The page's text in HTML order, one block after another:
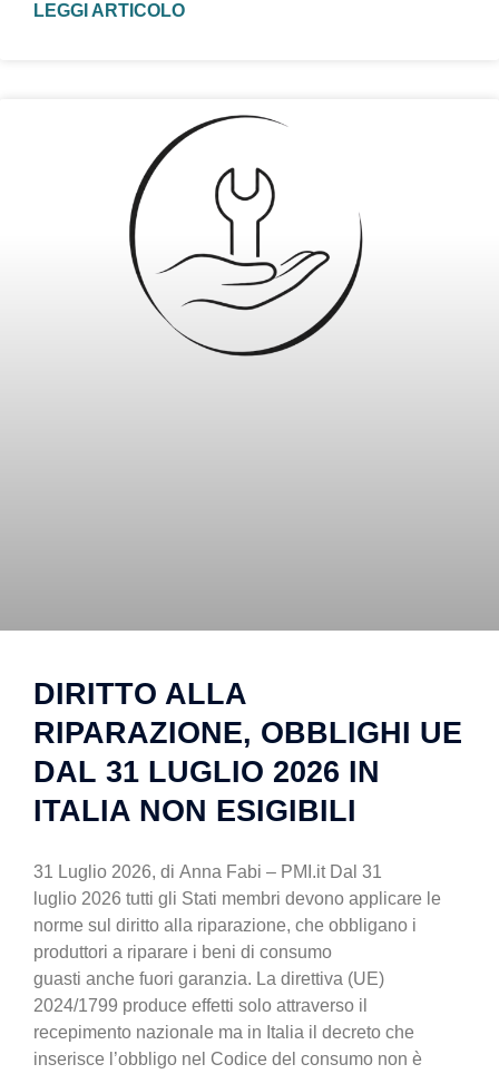
LEGGI ARTICOLO
DIRITTO ALLA
RIPARAZIONE, OBBLIGHI UE
DAL 31 LUGLIO 2026 IN
ITALIA NON ESIGIBILI
31 Luglio 2026, di Anna Fabi – PMI.it Dal 31
luglio 2026 tutti gli Stati membri devono applicare le
norme sul diritto alla riparazione, che obbligano i
produttori a riparare i beni di consumo
guasti anche fuori garanzia. La direttiva (UE)
2024/1799 produce effetti solo attraverso il
recepimento nazionale ma in Italia il decreto che
inserisce l’obbligo nel Codice del consumo non è